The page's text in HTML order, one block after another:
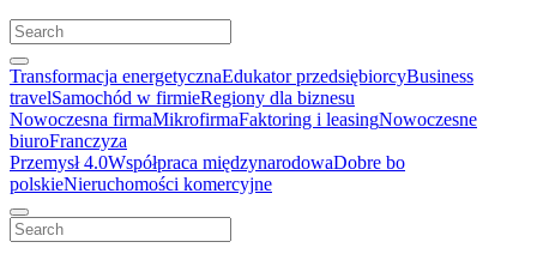
Transformacja energetycznaEdukator przedsiębiorcyBusiness
travelSamochód w firmieRegiony dla biznesu
Nowoczesna firmaMikrofirmaFaktoring i leasingNowoczesne
biuroFranczyza
Przemysł 4.0Współpraca międzynarodowaDobre bo
polskieNieruchomości komercyjne